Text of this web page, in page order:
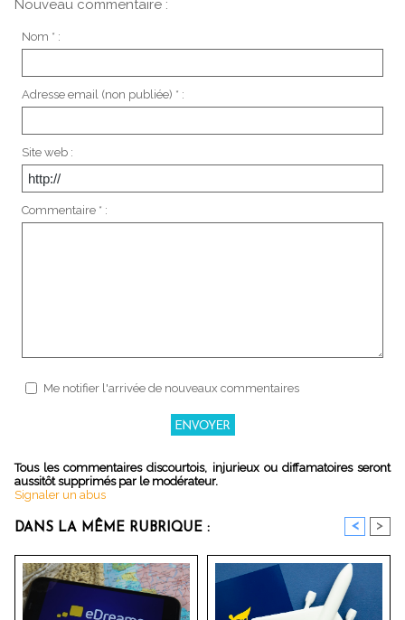
Nouveau commentaire :
Nom * :
Adresse email (non publiée) * :
Site web :
Commentaire * :
Me notifier l'arrivée de nouveaux commentaires
Tous les commentaires discourtois, injurieux ou diffamatoires seront
aussitôt supprimés par le modérateur.
Signaler un abus
DANS LA MÊME RUBRIQUE : < >